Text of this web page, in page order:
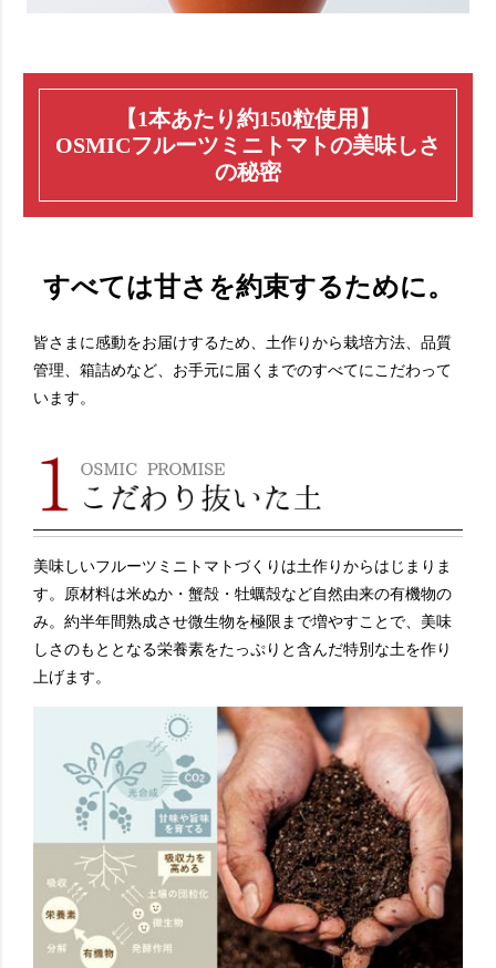
【1本あたり約150粒使用】
OSMICフルーツミニトマトの美味しさ
の秘密
すべては甘さを約束するために。
皆さまに感動をお届けするため、土作りから栽培方法、品質
管理、箱詰めなど、お手元に届くまでのすべてにこだわって
います。
美味しいフルーツミニトマトづくりは土作りからはじまりま
す。原材料は米ぬか・蟹殻・牡蠣殻など自然由来の有機物の
み。約半年間熟成させ微生物を極限まで増やすことで、美味
しさのもととなる栄養素をたっぷりと含んだ特別な土を作り
上げます。